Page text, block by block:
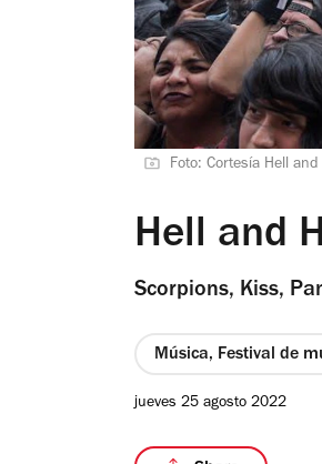
Foto: Cortesía Hell and
Hell and
Scorpions, Kiss,
Música, Festival de
jueves 25 agosto 2022